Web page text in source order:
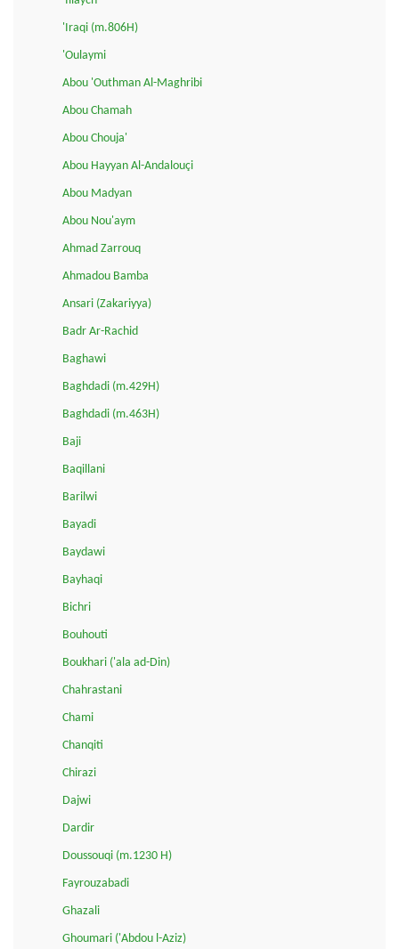
'Iraqi (m.806H)
'Oulaymi
Abou 'Outhman Al-Maghribi
Abou Chamah
Abou Chouja'
Abou Hayyan Al-Andalouçi
Abou Madyan
Abou Nou'aym
Ahmad Zarrouq
Ahmadou Bamba
Ansari (Zakariyya)
Badr Ar-Rachid
Baghawi
Baghdadi (m.429H)
Baghdadi (m.463H)
Baji
Baqillani
Barilwi
Bayadi
Baydawi
Bayhaqi
Bichri
Bouhouti
Boukhari ('ala ad-Din)
Chahrastani
Chami
Chanqiti
Chirazi
Dajwi
Dardir
Doussouqi (m.1230 H)
Fayrouzabadi
Ghazali
Ghoumari ('Abdou l-Aziz)